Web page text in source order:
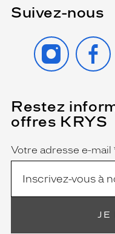
Suivez-nous
INSTAGRAM
Restez
offres KRYS
Name
Votre adresse e-mail
(Ce
champ
est
obligatoire)
JE